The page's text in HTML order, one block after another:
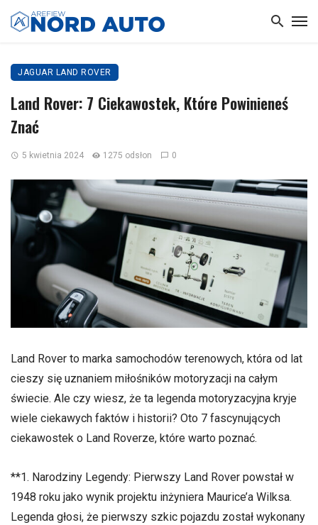
JAGUAR LAND ROVER
Land Rover: 7 Ciekawostek, Które Powinieneś
Znać
5 kwietnia 2024 1275 odsłon 0
Land Rover to marka samochodów terenowych, która od lat
cieszy się uznaniem miłośników motoryzacji na całym
świecie. Ale czy wiesz, że ta legenda motoryzacyjna kryje
wiele ciekawych faktów i historii? Oto 7 fascynujących
ciekawostek o Land Roverze, które warto poznać.
**1. Narodziny Legendy: Pierwszy Land Rover powstał w
1948 roku jako wynik projektu inżyniera Maurice’a Wilksa.
Legenda głosi, że pierwszy szkic pojazdu został wykonany